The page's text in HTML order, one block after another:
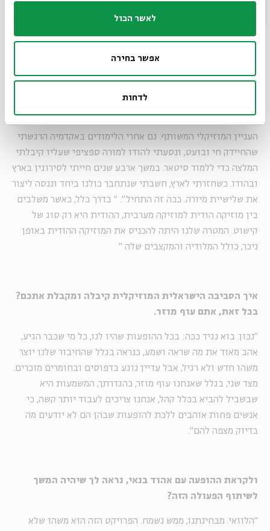
לאשר הכול
אפשר בחירה
לדחות
ענב ברעם, שהוא היום נגן הטאבלה בהרכב שלנו. כשנפגשנו
ב-98', הוא חזר בדיוק משבע שנים של לימודים אינטנסיביים
בהודו, ובד בבד עם הלימודים באקדמיה, למדתי גם איתו.
העניין המוזיקלי המשותף. גם אחרי הלימודים באקדמיה הרגשתי
שהחיידק חי ובועט, ונסעתי להודו למורה ספציפי שעליו קיבלתי
המלצה כדי ללמוד סיטאר. במשך ארבע שנים חייתי לסירוגין בארץ
ובהודו. כשחזרתי לארץ, חשבתי שנתחבר כולנו ביחד וננסה ליצור
את שלישיית מיורה. ככה זה התחיל". " בדרך כלל, כאשר משלבים
בין מוזיקה הודית למוזיקה מערבית, ההודית היא רק סוג של
קישוט. המטרה שלנו היתה להכניס את המוזיקה ההודית באופן
ניכר, כולל המלודיה והמקצבים שלה "
איך הסביבה הישראלית המוזיקלית קיבלה ומקבלת אתכם?
בכל זאת, אתם עוף מוזר.
"נכון. בוא נגיד ככה: בכל ההופעות שהיו לנו, כל מי שכבר הגיע,
אהב מאוד את מה שראה ושמע, כנראה בגלל שהחיבור שלנו יוצר
משהו חדש ולא רגיל, אבל עדיין נוגע בדפוסים ובחומרים מוכרים.
מצד שני, בגלל שאנחנו עוף מוזר, כהגדרתך, המשמעות היא
שבשביל להביא בכלל קהל, אנחנו צריכים לעבוד יותר קשה, כי
אנשים פחות אוהבים ללכת להופעות שבהן הם לא יודעים מה
בדיוק מצפה להם".
ולקראת ההופעה עם אהוד בנאי, נראה לך שיהיה המשך
לשיתוף הפעולה הזה?
"הלוואי. מבחינתנו, ממש נשמח. הפרויקט הזה הוא משהו שלא